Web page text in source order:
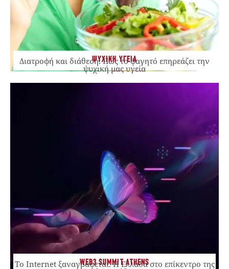
ΨΥΧΙΚΗ ΥΓΕΙΑ
Διατροφή και διάθεση: Πώς το φαγητό επηρεάζει την
ψυχική μας υγεία
WEB3 SUMMIT ATHENS
Το Internet ξαναγράφεται. Η Ελλάδα στο επίκεντρο της